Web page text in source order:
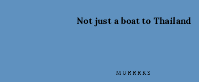
Not just a boat to Thailand
MURRRKS